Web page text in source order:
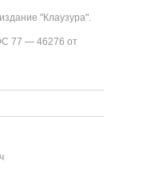
"Клаузура".
77 — 46276 от